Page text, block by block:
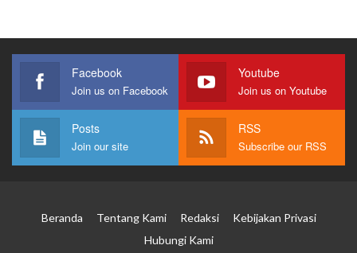
Facebook
Join us on Facebook
Youtube
Join us on Youtube
Posts
Join our site
RSS
Subscribe our RSS
Beranda Tentang Kami Redaksi
Kebijakan Privasi
Hubungi Kami